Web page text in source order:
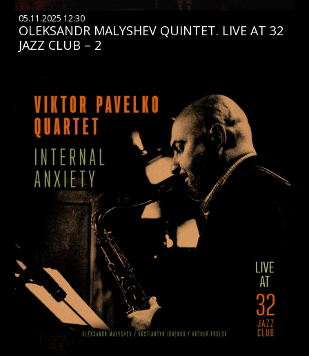
05.11.2025 12:30
OLEKSANDR MALYSHEV QUINTET. LIVE AT 32
JAZZ CLUB – 2